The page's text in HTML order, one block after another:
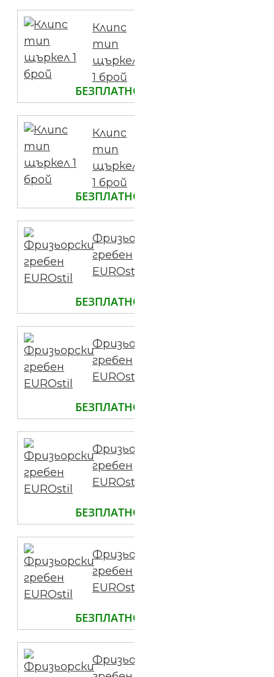
Клипс
тип
щъркел
1 брой
БЕЗПЛАТНО
Клипс
тип
щъркел
1 брой
БЕЗПЛАТНО
Фризьорски
гребен
EUROstil
БЕЗПЛАТНО
Фризьорски
гребен
EUROstil
БЕЗПЛАТНО
Фризьорски
гребен
EUROstil
БЕЗПЛАТНО
Фризьорски
гребен
EUROstil
БЕЗПЛАТНО
Фризьорски